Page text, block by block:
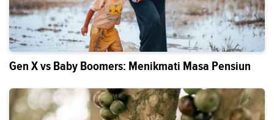
Gen X vs Baby Boomers: Menikmati Masa Pensiun